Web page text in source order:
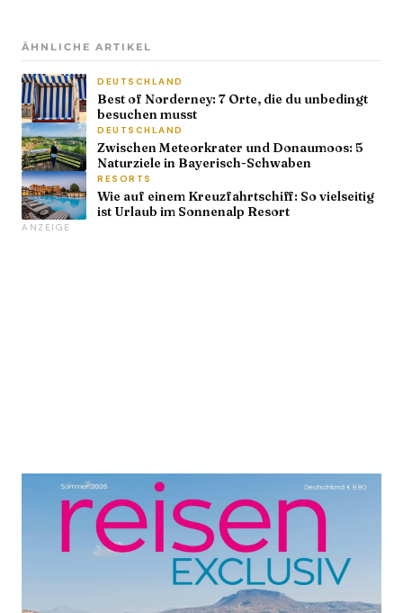
ÄHNLICHE ARTIKEL
DEUTSCHLAND
Best of Norderney: 7 Orte, die du unbedingt
besuchen musst
DEUTSCHLAND
Zwischen Meteorkrater und Donaumoos: 5
Naturziele in Bayerisch-Schwaben
RESORTS
Wie auf einem Kreuzfahrtschiff: So vielseitig
ist Urlaub im Sonnenalp Resort
ANZEIGE